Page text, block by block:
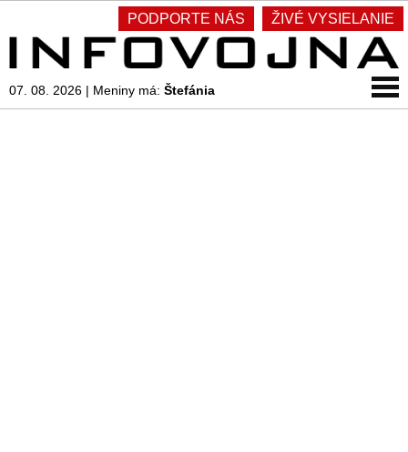
PODPORTE NÁS ŽIVÉ VYSIELANIE
07. 08. 2026 | Meniny má: Štefánia